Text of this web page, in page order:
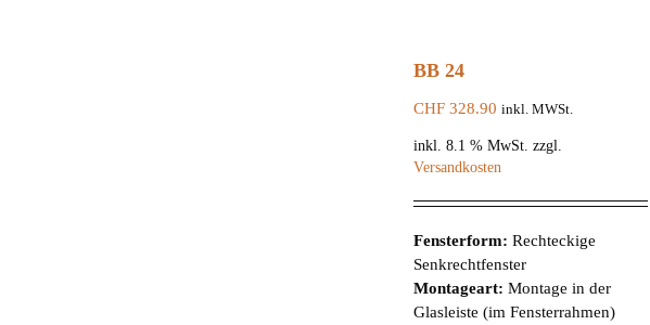
BB 24
CHF328.90 inkl. MWSt.
inkl. 8.1 % MwSt. zzgl.
Versandkosten
Fensterform: Rechteckige
Senkrechtfenster
Montageart: Montage in der
Glasleiste (im Fensterrahmen)